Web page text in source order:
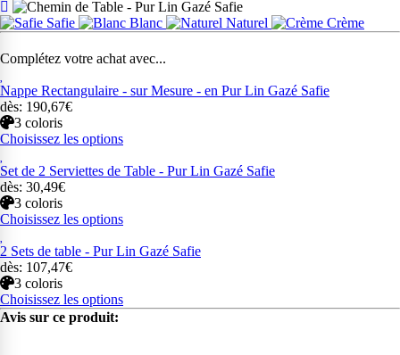
Safie Blanc Naturel Crème
Complétez votre achat avec...
Nappe Rectangulaire - sur Mesure - en Pur Lin Gazé Safie
dès: 190,67€
3 coloris
Choisissez les options
Set de 2 Serviettes de Table - Pur Lin Gazé Safie
dès: 30,49€
3 coloris
Choisissez les options
2 Sets de table - Pur Lin Gazé Safie
dès: 107,47€
3 coloris
Choisissez les options
Avis sur ce produit: